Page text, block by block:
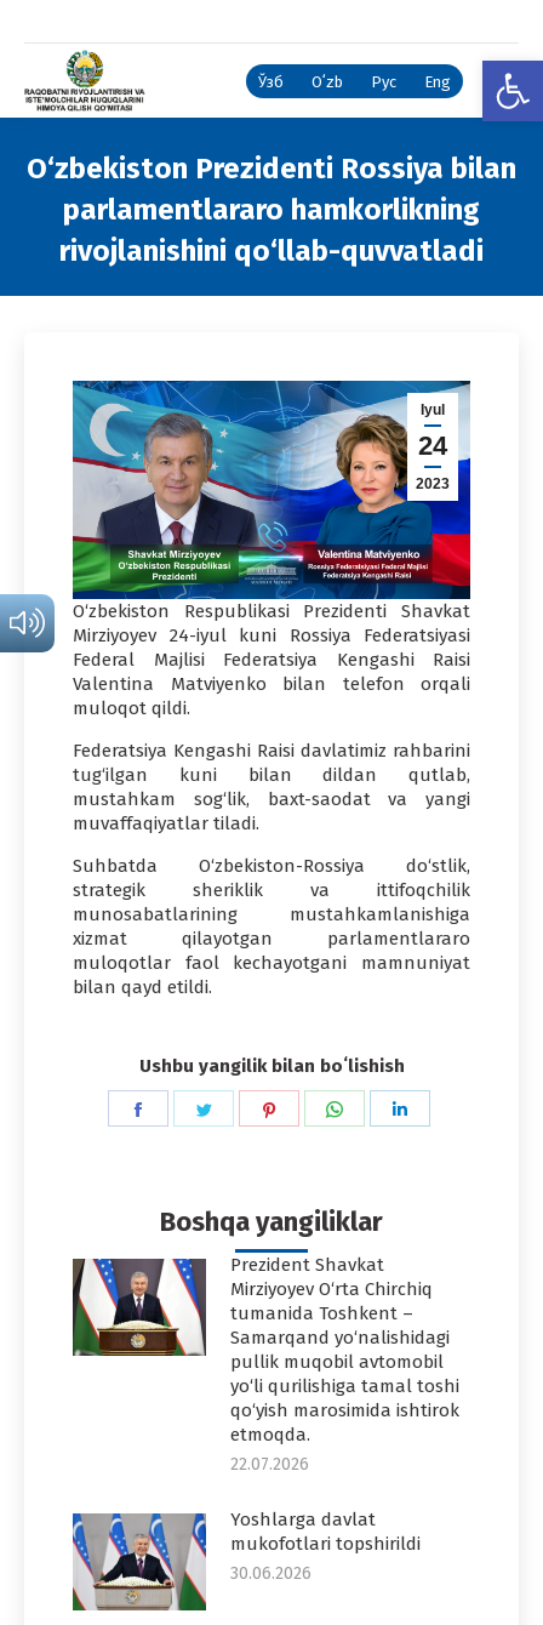
Ўзб Oʻzb Рус Eng
O‘zbekiston Prezidenti Rossiya bilan
parlamentlararo hamkorlikning
rivojlanishini qo‘llab-quvvatladi
Iyul
24
2023
O‘zbekiston Respublikasi Prezidenti Shavkat
Mirziyoyev 24-iyul kuni Rossiya Federatsiyasi
Federal Majlisi Federatsiya Kengashi Raisi
Valentina Matviyenko bilan telefon orqali
muloqot qildi.
Federatsiya Kengashi Raisi davlatimiz rahbarini
tug‘ilgan kuni bilan dildan qutlab,
mustahkam sog‘lik, baxt-saodat va yangi
muvaffaqiyatlar tiladi.
Suhbatda O‘zbekiston-Rossiya do‘stlik,
strategik sheriklik va ittifoqchilik
munosabatlarining mustahkamlanishiga
xizmat qilayotgan parlamentlararo
muloqotlar faol kechayotgani mamnuniyat
bilan qayd etildi.
Ushbu yangilik bilan boʻlishish
Share
Share
Share
Share
Boshqa yangiliklar
Prezident Shavkat
Mirziyoyev O‘rta Chirchiq
tumanida Toshkent –
Samarqand yo‘nalishidagi
pullik muqobil avtomobil
yo‘li qurilishiga tamal toshi
qo‘yish marosimida ishtirok
etmoqda.
22.07.2026
Yoshlarga davlat
mukofotlari topshirildi
30.06.2026